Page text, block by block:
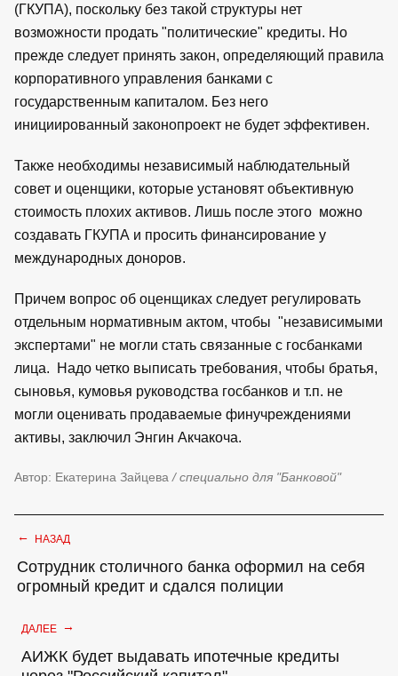
(ГКУПА), поскольку без такой структуры нет
возможности продать "политические" кредиты. Но
прежде следует принять закон, определяющий правила
корпоративного управления банками с
государственным капиталом. Без него
инициированный законопроект не будет эффективен.
Также необходимы независимый наблюдательный
совет и оценщики, которые установят объективную
стоимость плохих активов. Лишь после этого можно
создавать ГКУПА и просить финансирование у
международных доноров.
Причем вопрос об оценщиках следует регулировать
отдельным нормативным актом, чтобы "независимыми
экспертами" не могли стать связанные с госбанками
лица. Надо четко выписать требования, чтобы братья,
сыновья, кумовья руководства госбанков и т.п. не
могли оценивать продаваемые финучреждениями
активы, заключил Энгин Акчакоча.
Автор: Екатерина Зайцева / специально для "Банковой"
← НАЗАД
Сотрудник столичного банка оформил на себя
огромный кредит и сдался полиции
ДАЛЕЕ →
АИЖК будет выдавать ипотечные кредиты